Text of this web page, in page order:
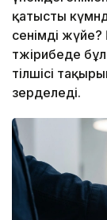
қатысты
сенімді
тәжірибеде
тілшісі
зерделеді.